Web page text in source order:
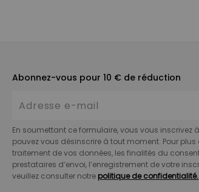
Abonnez-vous pour 10 € de réduction
En soumettant ce formulaire, vous vous inscrivez
pouvez vous désinscrire à tout moment. Pour plus
traitement de vos données, les finalités du
prestataires d’envoi, l’enregistrement de votre
veuillez consulter notre politique de confidentialité.